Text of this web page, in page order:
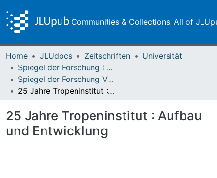
Communities & Collections All of
Home JLUdocs Zeitschriften
Universität
Spiegel der Forschung : Wissenschaftsmagazin
Spiegel der Forschung Vol. 03 (1986) Heft 4
25 Jahre Tropeninstitut : Aufbau und Entwicklung
25 Jahre Tropeninstitut : Aufbau
und Entwicklung